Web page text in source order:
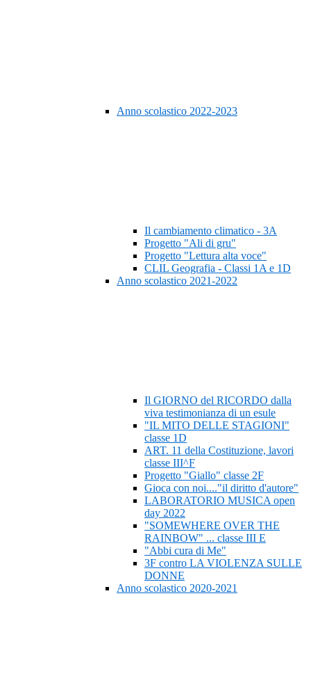
Anno scolastico 2022-2023
Il cambiamento climatico - 3A
Progetto "Ali di gru"
Progetto "Lettura alta voce"
CLIL Geografia - Classi 1A e 1D
Anno scolastico 2021-2022
Il GIORNO del RICORDO dalla
viva testimonianza di un esule
"IL MITO DELLE STAGIONI"
classe 1D
ART. 11 della Costituzione, lavori
classe III^F
Progetto "Giallo" classe 2F
Gioca con noi...."il diritto d'autore"
LABORATORIO MUSICA open
day 2022
"SOMEWHERE OVER THE
RAINBOW" ... classe III E
"Abbi cura di Me"
3F contro LA VIOLENZA SULLE
DONNE
Anno scolastico 2020-2021